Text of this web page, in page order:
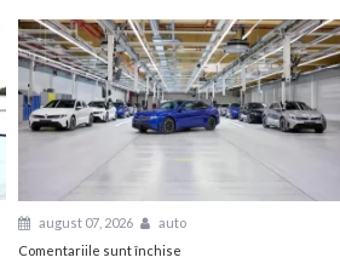
august 07, 2026
auto
Comentariile sunt închisepentru